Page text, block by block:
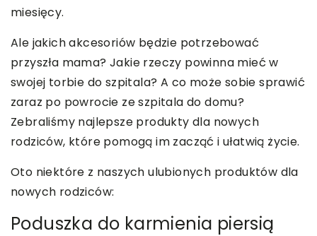
miesięcy.
Ale jakich akcesoriów będzie potrzebować
przyszła mama? Jakie rzeczy powinna mieć w
swojej torbie do szpitala? A co może sobie sprawić
zaraz po powrocie ze szpitala do domu?
Zebraliśmy najlepsze produkty dla nowych
rodziców, które pomogą im zacząć i ułatwią życie.
Oto niektóre z naszych ulubionych produktów dla
nowych rodziców:
Poduszka do karmienia piersią